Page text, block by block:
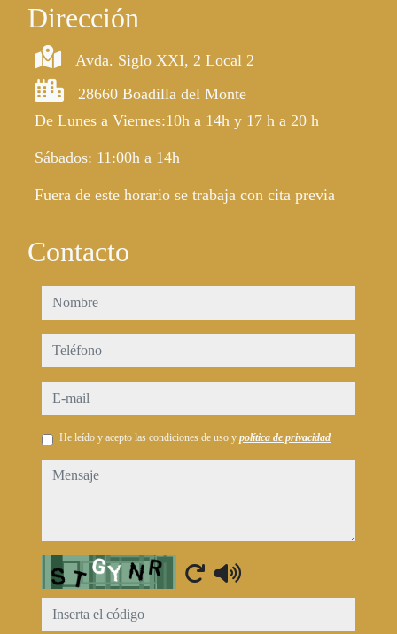
Dirección
Avda. Siglo XXI, 2 Local 2
28660 Boadilla del Monte
De Lunes a Viernes:10h a 14h y 17 h a 20 h
Sábados: 11:00h a 14h
Fuera de este horario se trabaja con cita previa
Contacto
nombre
teléfono
e-mail
He leído y acepto las condiciones de uso y política de privacidad
mensaje
Captcha